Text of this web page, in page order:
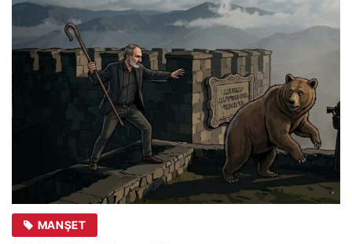
MANŞET